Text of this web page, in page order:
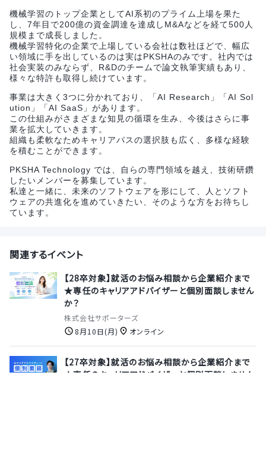
機械学習のトップ企業としてAI系初のプライム上場を果た
し、7年目で200億の資金調達を達成しM&Aなどを経て500人
規模まで成長しました。
機械学習特化の企業で上場している会社は数社ほどで、幅広
い領域に手を出しているのは実はPKSHAのみです。社内では
社会実装のみならず、R&Dのチームで論文執筆実績もあり、
様々な特許も取得し続けています。
事業は大きく3つに分かれており、「AI Research」「AI Sol
ution」「AI SaaS」があります。
この仕組みがさまざまな知見の循環を生み、今後はさらに事
業を拡大していきます。
組織も柔軟なためキャリアパスの選択肢も広く、多様な経験
を積むことができます。
PKSHA Technology では、自らの専門領域を越え、技術研鑽
したいメンバーを募集しています。
私達と一緒に、未来のソフトウェアを形にして、人とソフト
ウェアの共進化を進めていきたい、そのような方をお待ちし
ています。
関連するイベント
【28卒対象】就活のお悩み相談から企業紹介まで
★専任のキャリアアドバイザーと個別面談しません
か？
株式会社サポーターズ
8月10日(月)
オンライン
【27卒対象】就活のお悩み相談から企業紹介まで
★専任のキャリアアドバイザーと個別面談しません